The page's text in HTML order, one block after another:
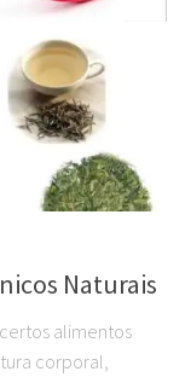
Naturais
alimentos
corporal,